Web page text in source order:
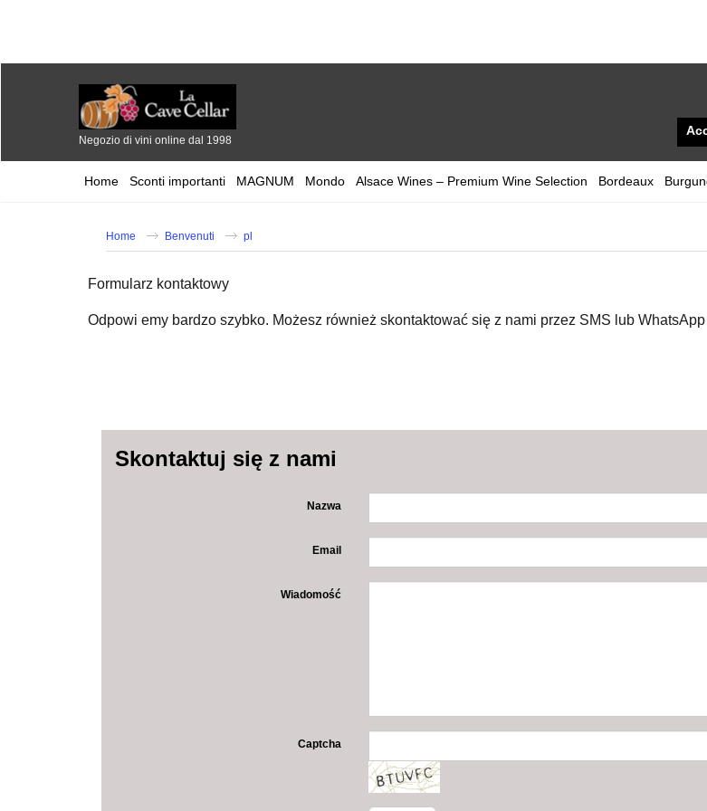
Negozio di vini online dal 1998
Home Sconti importanti MAGNUM Mondo Alsace Wines – Premium Wine Selection Bordeaux
Home Benvenuti pl
Formularz kontaktowy
Odpowi emy bardzo szybko. Możesz również skontaktować się z nami przez SMS lub
Skontaktuj się z nami
Nazwa
Email
Wiadomość
Captcha